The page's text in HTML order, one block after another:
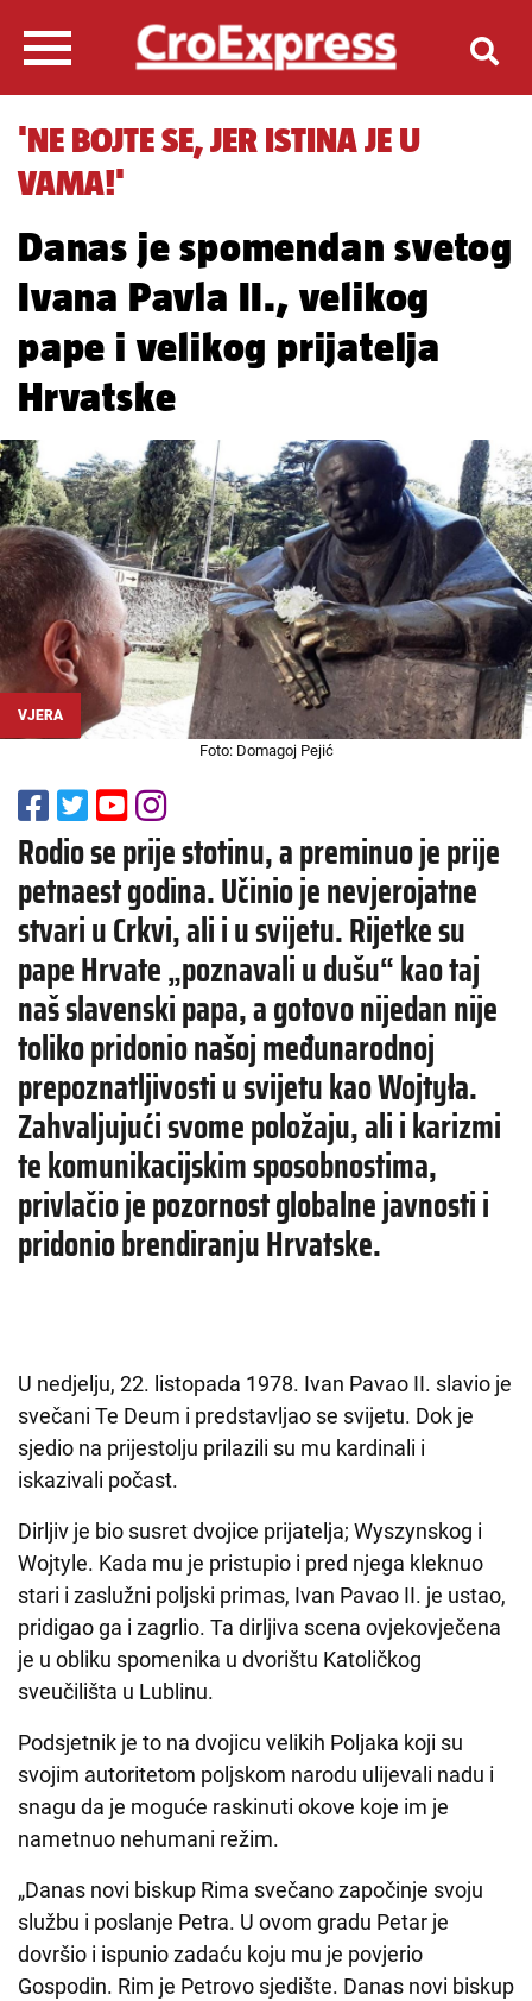
'NE BOJTE SE, JER ISTINA JE U
VAMA!'
Danas je spomendan svetog
Ivana Pavla II., velikog
pape i velikog prijatelja
Hrvatske
VJERA
Foto: Domagoj Pejić
Rodio se prije stotinu, a preminuo je prije
petnaest godina. Učinio je nevjerojatne
stvari u Crkvi, ali i u svijetu. Rijetke su
pape Hrvate „poznavali u dušu“ kao taj
naš slavenski papa, a gotovo nijedan nije
toliko pridonio našoj međunarodnoj
prepoznatljivosti u svijetu kao Wojtyła.
Zahvaljujući svome položaju, ali i karizmi
te komunikacijskim sposobnostima,
privlačio je pozornost globalne javnosti i
pridonio brendiranju Hrvatske.
U nedjelju, 22. listopada 1978. Ivan Pavao II. slavio je
svečani Te Deum i predstavljao se svijetu. Dok je
sjedio na prijestolju prilazili su mu kardinali i
iskazivali počast.
Dirljiv je bio susret dvojice prijatelja; Wyszynskog i
Wojtyle. Kada mu je pristupio i pred njega kleknuo
stari i zaslužni poljski primas, Ivan Pavao II. je ustao,
pridigao ga i zagrlio. Ta dirljiva scena ovjekovječena
je u obliku spomenika u dvorištu Katoličkog
sveučilišta u Lublinu.
Podsjetnik je to na dvojicu velikih Poljaka koji su
svojim autoritetom poljskom narodu ulijevali nadu i
snagu da je moguće raskinuti okove koje im je
nametnuo nehumani režim.
„Danas novi biskup Rima svečano započinje svoju
službu i poslanje Petra. U ovom gradu Petar je
dovršio i ispunio zadaću koju mu je povjerio
Gospodin. Rim je Petrovo sjedište. Danas novi biskup